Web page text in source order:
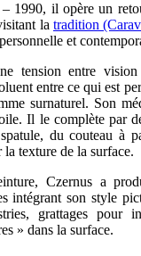
1990, il opère un
la tradition
et
tension entre
entre ce qui est
surnaturel. Son
Il le complète par
du couteau à
texture de la surface.
Czernus a
intégrant son style
grattages pour
» dans la surface.